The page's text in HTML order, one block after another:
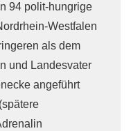
94 polit-hungrige
Westfalen
als dem
und Landesvater
angeführt